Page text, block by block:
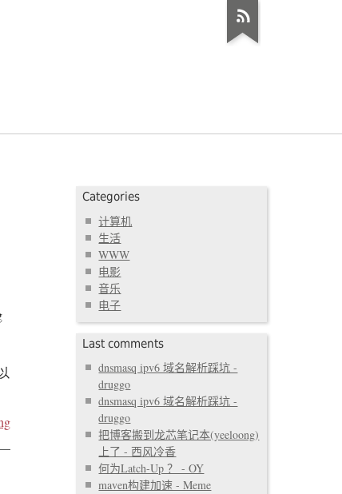
Categories
计算机
生活
WWW
电影
音乐
电子
Last comments
dnsmasq ipv6 域名解析踩坑 -
druggo
dnsmasq ipv6 域名解析踩坑 -
druggo
把博客搬到龙芯笔记本(yeeloong)
上了 - 西风冷香
何为Latch-Up ？ - OY
maven构建加速 - Meme